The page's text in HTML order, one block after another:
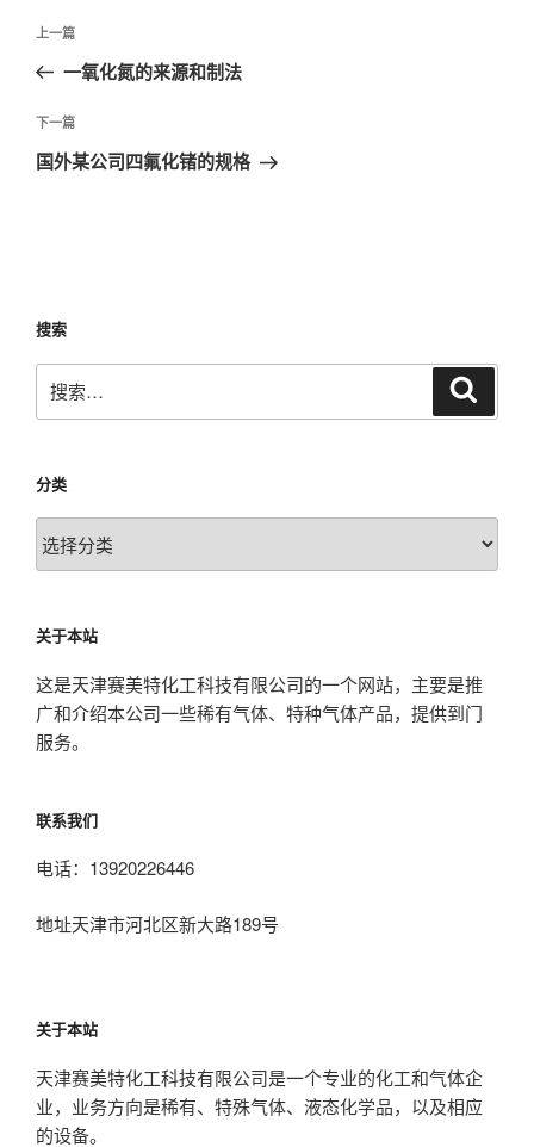
文
导
航
上
一
文
章
上一篇
一氧化氮的来源和制法
下
一
下一篇
国外某公司四氟化锗的规格
搜索
索：
分类
分
类
关于本站
这是天津赛美特化工科技有限公司的一个网站，主要是推
广和介绍本公司一些稀有气体、特种气体产品，提供到门
服务。
联系我们
电话：13920226446
地址天津市河北区新大路189号
关于本站
天津赛美特化工科技有限公司是一个专业的化工和气体企
业，业务方向是稀有、特殊气体、液态化学品，以及相应
的设备。